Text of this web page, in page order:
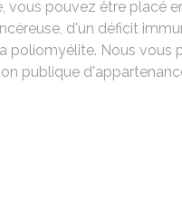
vous pouvez être placé
d'un déficit
poliomyélite. Nous vous
publique